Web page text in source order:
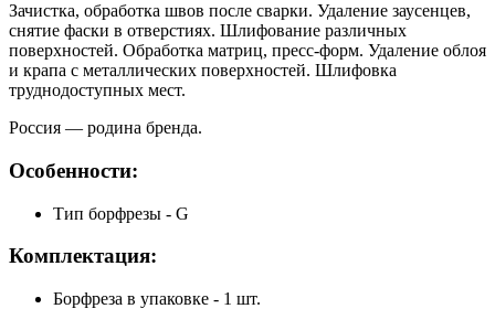
Зачистка, обработка швов после сварки. Удаление заусенцев,
снятие фаски в отверстиях. Шлифование различных
поверхностей. Обработка матриц, пресс-форм. Удаление облоя
и крапа с металлических поверхностей. Шлифовка
труднодоступных мест.
Россия — родина бренда.
Особенности:
Тип борфрезы - G
Комплектация:
Борфреза в упаковке - 1 шт.